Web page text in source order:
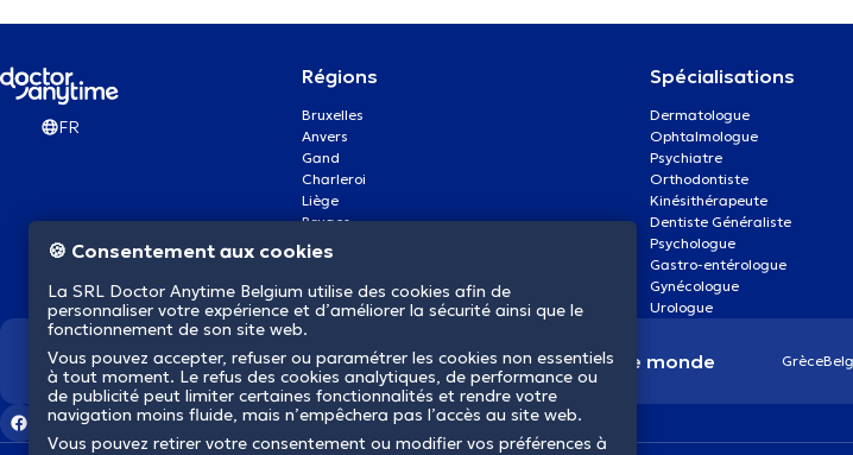
FR
Régions
Bruxelles
Anvers
Gand
Charleroi
Liège
Bruges
Namur
Mons
Aalst Flandre-Orientale
Spécialisations
Dermatologue
Ophtalmologue
Psychiatre
Orthodontiste
Kinésithérapeute
Dentiste Généraliste
Psychologue
Gastro-entérologue
Gynécologue
Urologue
Nous révolutionnons la santé dans le monde Grèce
🍪 Consentement aux cookies
La SRL Doctor Anytime Belgium utilise des cookies afin de
personnaliser votre expérience et d’améliorer la sécurité ainsi que le
fonctionnement de son site web.
Vous pouvez accepter, refuser ou paramétrer les cookies non essentiels
à tout moment. Le refus des cookies analytiques, de performance ou
de publicité peut limiter certaines fonctionnalités et rendre votre
navigation moins fluide, mais n’empêchera pas l’accès au site web.
Vous pouvez retirer votre consentement ou modifier vos préférences à